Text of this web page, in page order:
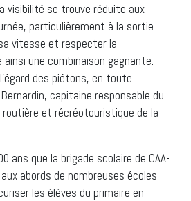
visibilité se trouve réduite aux
particulièrement à la sortie
vitesse et respecter la
une combinaison gagnante.
des piétons, en toute
capitaine responsable du
et récréotouristique de la
ans que la brigade scolaire de CAA-
abords de nombreuses écoles
les élèves du primaire en